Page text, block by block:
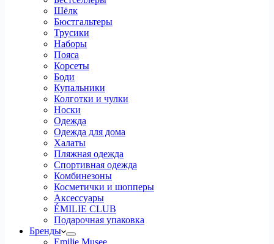
Шёлк
Бюстгальтеры
Трусики
Наборы
Пояса
Корсеты
Боди
Купальники
Колготки и чулки
Носки
Одежда
Одежда для дома
Халаты
Пляжная одежда
Спортивная одежда
Комбинезоны
Косметички и шопперы
Аксессуары
ÉMILIE CLUB
Подарочная упаковка
Бренды
Emilie Musee